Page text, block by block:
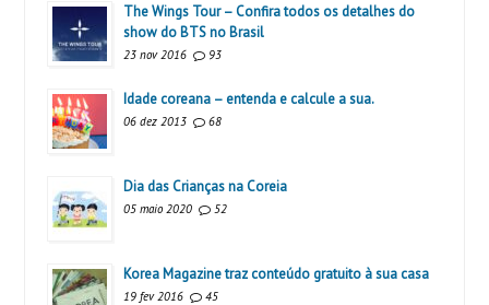
The Wings Tour – Confira todos os detalhes do
show do BTS no Brasil
23 nov 2016 93
Idade coreana – entenda e calcule a sua.
06 dez 2013 68
Dia das Crianças na Coreia
05 maio 2020 52
Korea Magazine traz conteúdo gratuito à sua casa
19 fev 2016 45